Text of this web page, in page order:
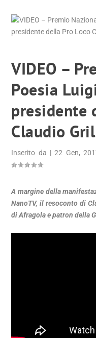
VIDEO –
Poesia
presidente
Claudio
Inserito da |22 Gen,
A margine della
NanoTV, il resoconto di
di Afragola e patron della